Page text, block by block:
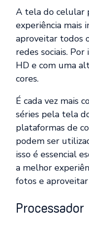
A tela do celular
experiência mais
aproveitar todos
redes sociais.
HD e com uma
cores.
É cada vez mais
séries pela tela
plataformas de
podem ser
isso é essencial
a melhor
fotos e
Processador